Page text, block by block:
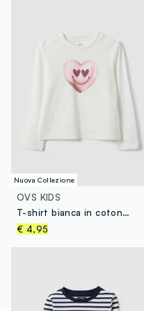
Nuova Collezione
OVS KIDS
T-shirt bianca in cotone organico con stampa cuore per bambina regular fit
€ 4,95